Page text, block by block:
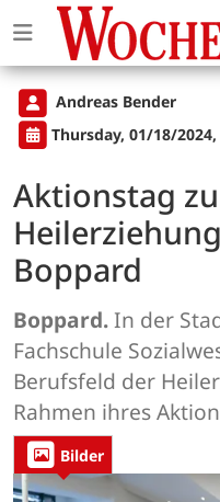
Andreas Bender
Thursday, 01/18/2024,
Aktionstag
Boppard
Boppard.In der
Fachschule
Berufsfeld der
Rahmen ihres
Bilder